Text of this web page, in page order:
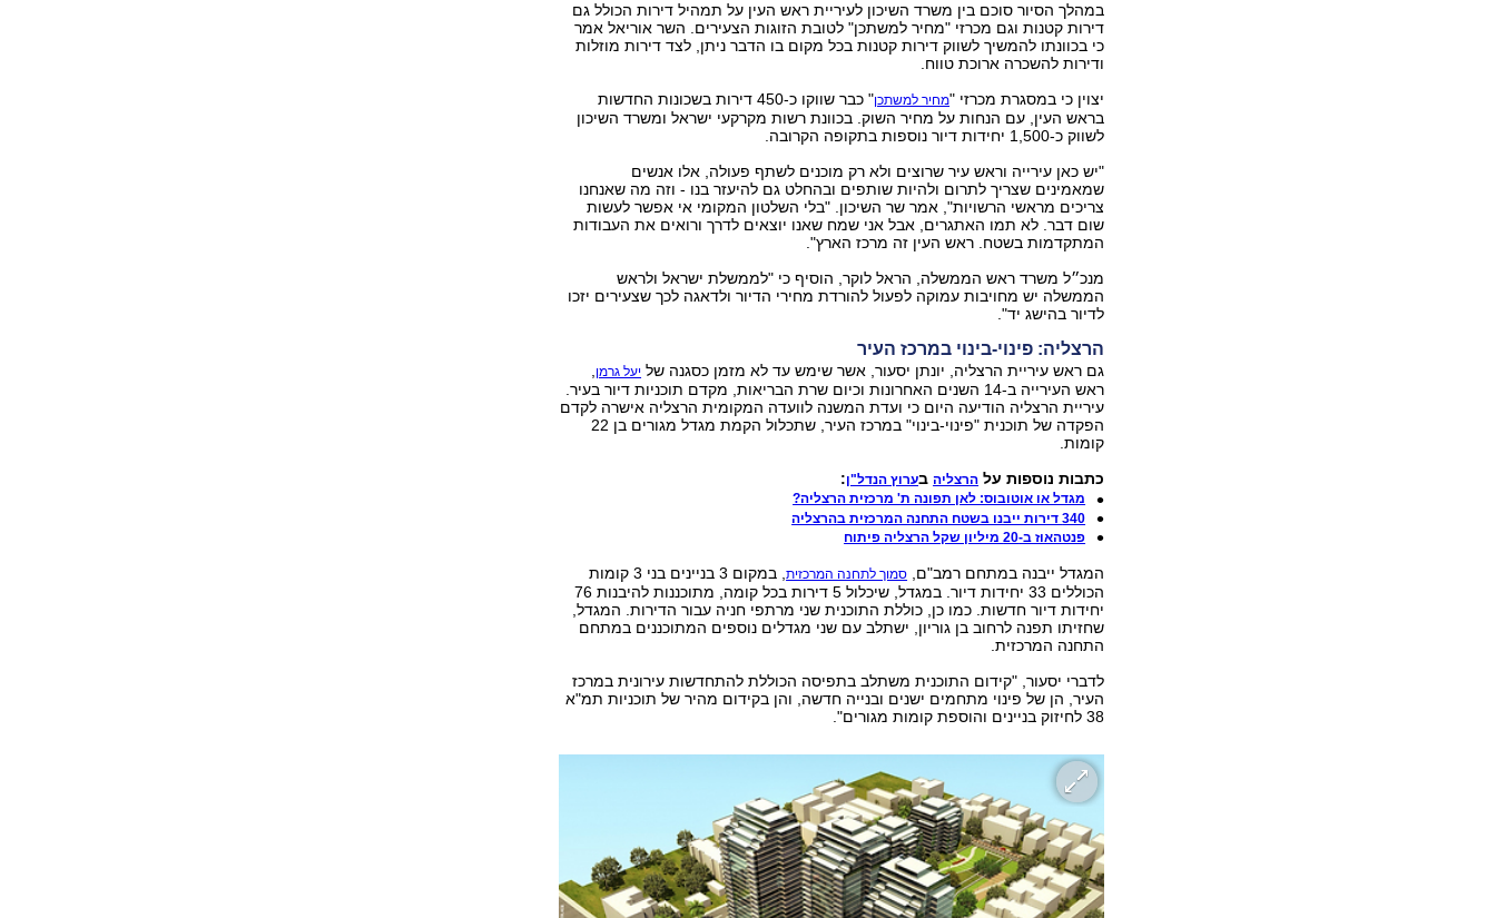
במהלך הסיור סוכם בין משרד השיכון לעיריית ראש העין על תמהיל דירות הכולל גם
דירות קטנות וגם מכרזי "מחיר למשתכן" לטובת הזוגות הצעירים. השר אוריאל אמר
כי בכוונתו להמשיך לשווק דירות קטנות בכל מקום בו הדבר ניתן, לצד דירות מוזלות
ודירות להשכרה ארוכת טווח.
יצוין כי במסגרת מכרזי "מחיר למשתכן
" כבר שווקו כ-450 דירות בשכונות החדשות
בראש העין, עם הנחות על מחיר השוק. בכוונת רשות מקרקעי ישראל ומשרד השיכון
לשווק כ-1,500 יחידות דיור נוספות בתקופה הקרובה.
"יש כאן עירייה וראש עיר שרוצים ולא רק מוכנים לשתף פעולה, אלו אנשים
שמאמינים שצריך לתרום ולהיות שותפים ובהחלט גם להיעזר בנו - וזה מה שאנחנו
צריכים מראשי הרשויות", אמר שר השיכון. "בלי השלטון המקומי אי אפשר לעשות
שום דבר. לא תמו האתגרים, אבל אני שמח שאנו יוצאים לדרך ורואים את העבודות
המתקדמות בשטח. ראש העין זה מרכז הארץ".
מנכ״ל משרד ראש הממשלה, הראל לוקר, הוסיף כי "לממשלת ישראל ולראש
הממשלה יש מחויבות עמוקה לפעול להורדת מחירי הדיור ולדאגה לכך שצעירים יזכו
לדיור בהישג יד".
הרצליה: פינוי-בינוי במרכז העיר
גם ראש עיריית הרצליה, יונתן יסעור, אשר שימש עד לא מזמן כסגנה של יעל גרמן,
ראש העירייה ב-14 השנים האחרונות וכיום שרת הבריאות, מקדם תוכניות דיור בעיר.
עיריית הרצליה הודיעה היום כי ועדת המשנה לוועדה המקומית הרצליה אישרה לקדם
הפקדה של תוכנית "פינוי-בינוי" במרכז העיר, שתכלול הקמת מגדל מגורים בן 22
קומות.
כתבות נוספות על הרצליהבערוץ הנדל"ן:
מגדל או אוטובוס: לאן תפונה ת' מרכזית הרצליה?
340 דירות ייבנו בשטח התחנה המרכזית בהרצליה
פנטהאוז ב-20 מיליון שקל הרצליה פיתוח
המגדל ייבנה במתחם רמב"ם, סמוך לתחנה המרכזית
, במקום 3 בניינים בני 3 קומות
הכוללים 33 יחידות דיור. במגדל, שיכלול 5 דירות בכל קומה, מתוכננות להיבנות 76
יחידות דיור חדשות. כמו כן, כוללת התוכנית שני מרתפי חניה עבור הדירות. המגדל,
שחזיתו תפנה לרחוב בן גוריון, ישתלב עם שני מגדלים נוספים המתוכננים במתחם
התחנה המרכזית.
לדברי יסעור, "קידום התוכנית משתלב בתפיסה הכוללת להתחדשות עירונית במרכז
העיר, הן של פינוי מתחמים ישנים ובנייה חדשה, והן בקידום מהיר של תוכניות תמ"א
38 לחיזוק בניינים והוספת קומות מגורים".